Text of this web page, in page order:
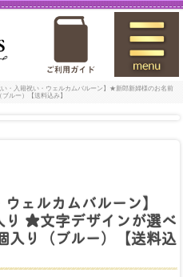
・入籍祝い・ウェルカムバルーン】★新郎新婦様のお名前
ルー）【送料込み】
ェルカムバルーン】
★文字デザインが選べ
入り（ブルー）【送料込